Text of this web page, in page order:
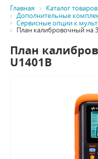
Главная
Каталог товаров
Дополнительные
Сервисные опции к
План калибровочный на
План
U1401B